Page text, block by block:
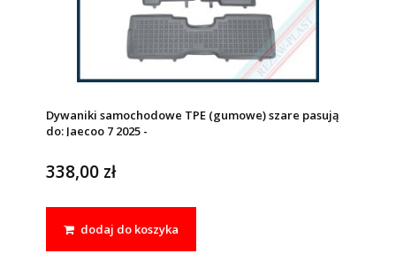
Dywaniki samochodowe TPE (gumowe) szare pasują
do: Jaecoo 7 2025 -
338,00 zł
dodaj do koszyka